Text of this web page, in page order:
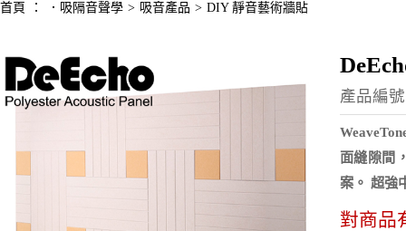
首頁 ： ．吸隔音聲學 > 吸音產品 > DIY 靜音藝術牆貼
產品編
面縫隙間
案。 超強
對商品